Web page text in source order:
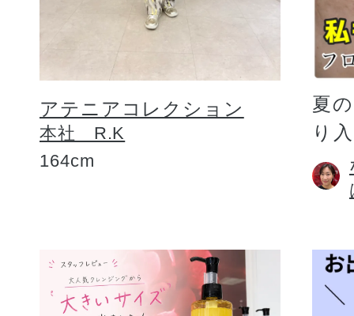
アテニアコレクション
本社 R.K
164cm
夏
り